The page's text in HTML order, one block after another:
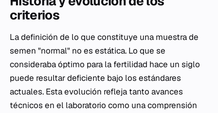
criterios
La definición de lo que constituye una muestra de
semen "normal" no es estática. Lo que se
consideraba óptimo para la fertilidad hace un siglo
puede resultar deficiente bajo los estándares
actuales. Esta evolución refleja tanto avances
técnicos en el laboratorio como una comprensión